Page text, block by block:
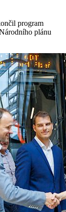
program
plánu